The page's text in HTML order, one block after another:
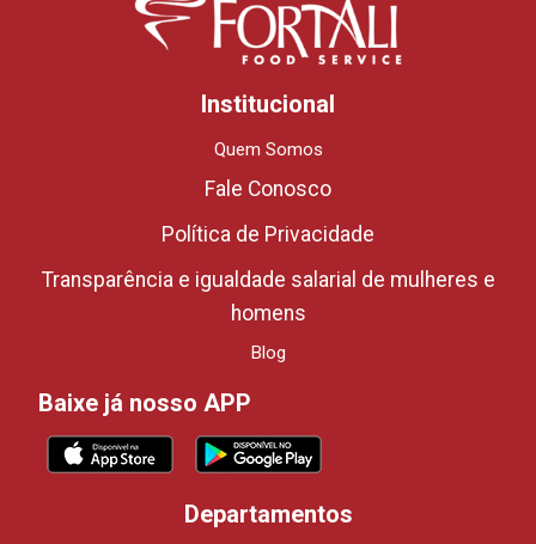
Institucional
Quem Somos
Fale Conosco
Política de Privacidade
Transparência e igualdade salarial de mulheres e
homens
Blog
Baixe já nosso APP
Departamentos